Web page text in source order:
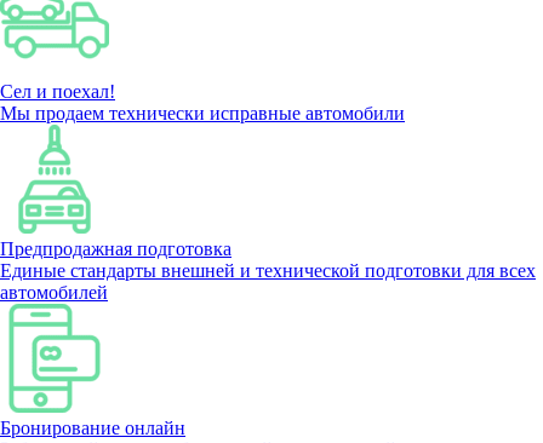
Сел и поехал!
Мы продаем технически исправные автомобили
Предпродажная подготовка
Единые стандарты внешней и технической подготовки для всех
автомобилей
Бронирование онлайн